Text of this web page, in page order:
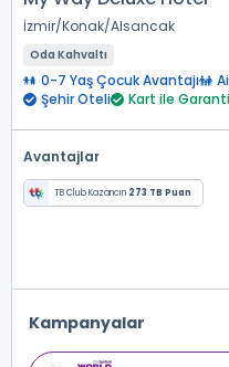
İzmir Konak Alsancak
Oda Kahvaltı
0-7 Yaş Çocuk Avantajı
Şehir Oteli
Kart ile
Avantajlar
TB Club Kazancın 273 TB Puan
Kampanyalar